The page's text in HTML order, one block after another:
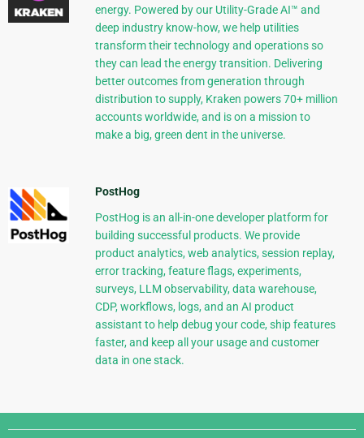
energy. Powered by our Utility-Grade AI™ and
deep industry know-how, we help utilities
transform their technology and operations so
they can lead the energy transition. Delivering
better outcomes from generation through
distribution to supply, Kraken powers 70+ million
accounts worldwide, and is on a mission to
make a big, green dent in the universe.
PostHog
PostHog is an all-in-one developer platform for
building successful products. We provide
product analytics, web analytics, session replay,
error tracking, feature flags, experiments,
surveys, LLM observability, data warehouse,
CDP, workflows, logs, and an AI product
assistant to help debug your code, ship features
faster, and keep all your usage and customer
data in one stack.
Django